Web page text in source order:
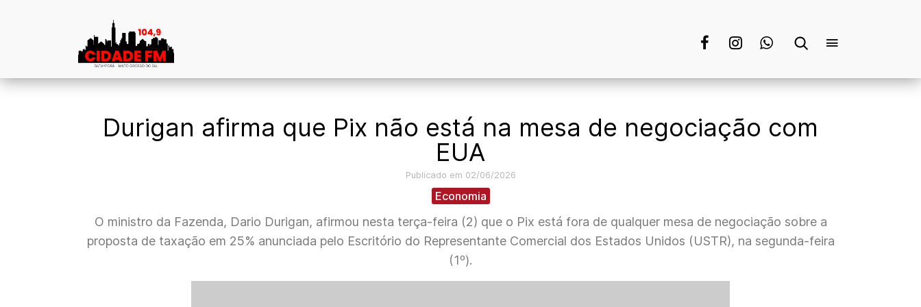
Durigan afirma que Pix não está na mesa de negociação com
EUA
Publicado em 02/06/2026
Economia
O ministro da Fazenda, Dario Durigan, afirmou nesta terça-feira (2) que o Pix está fora de qualquer mesa de negociação sobre a
proposta de taxação em 25% anunciada pelo Escritório do Representante Comercial dos Estados Unidos (USTR), na segunda-feira
(1º).